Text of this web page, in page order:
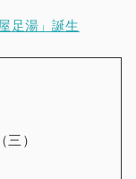
足湯」誕生
）